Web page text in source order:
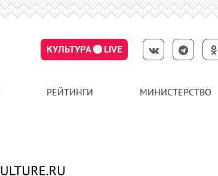
КУЛЬТУРА LIVE
РЕЙТИНГИ МИНИСТЕРСТВО